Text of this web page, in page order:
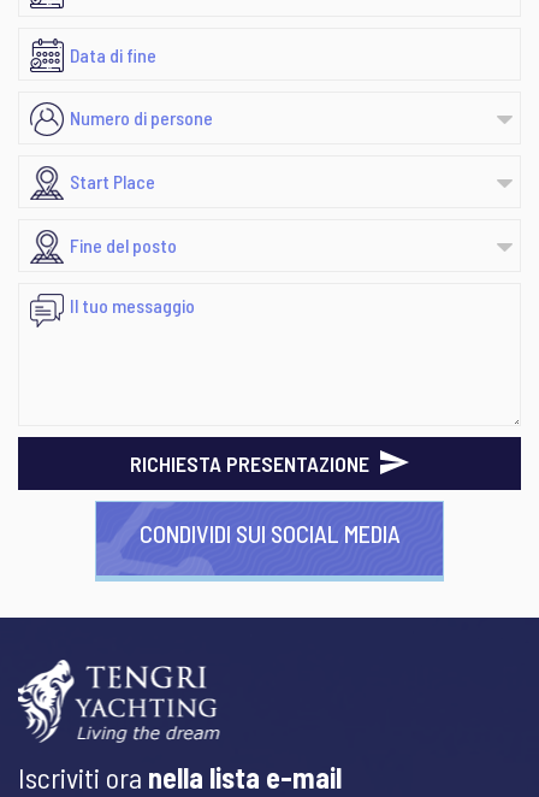
RICHIESTA PRESENTAZIONE
CONDIVIDI SUI SOCIAL MEDIA
Iscriviti ora nella lista e-mail